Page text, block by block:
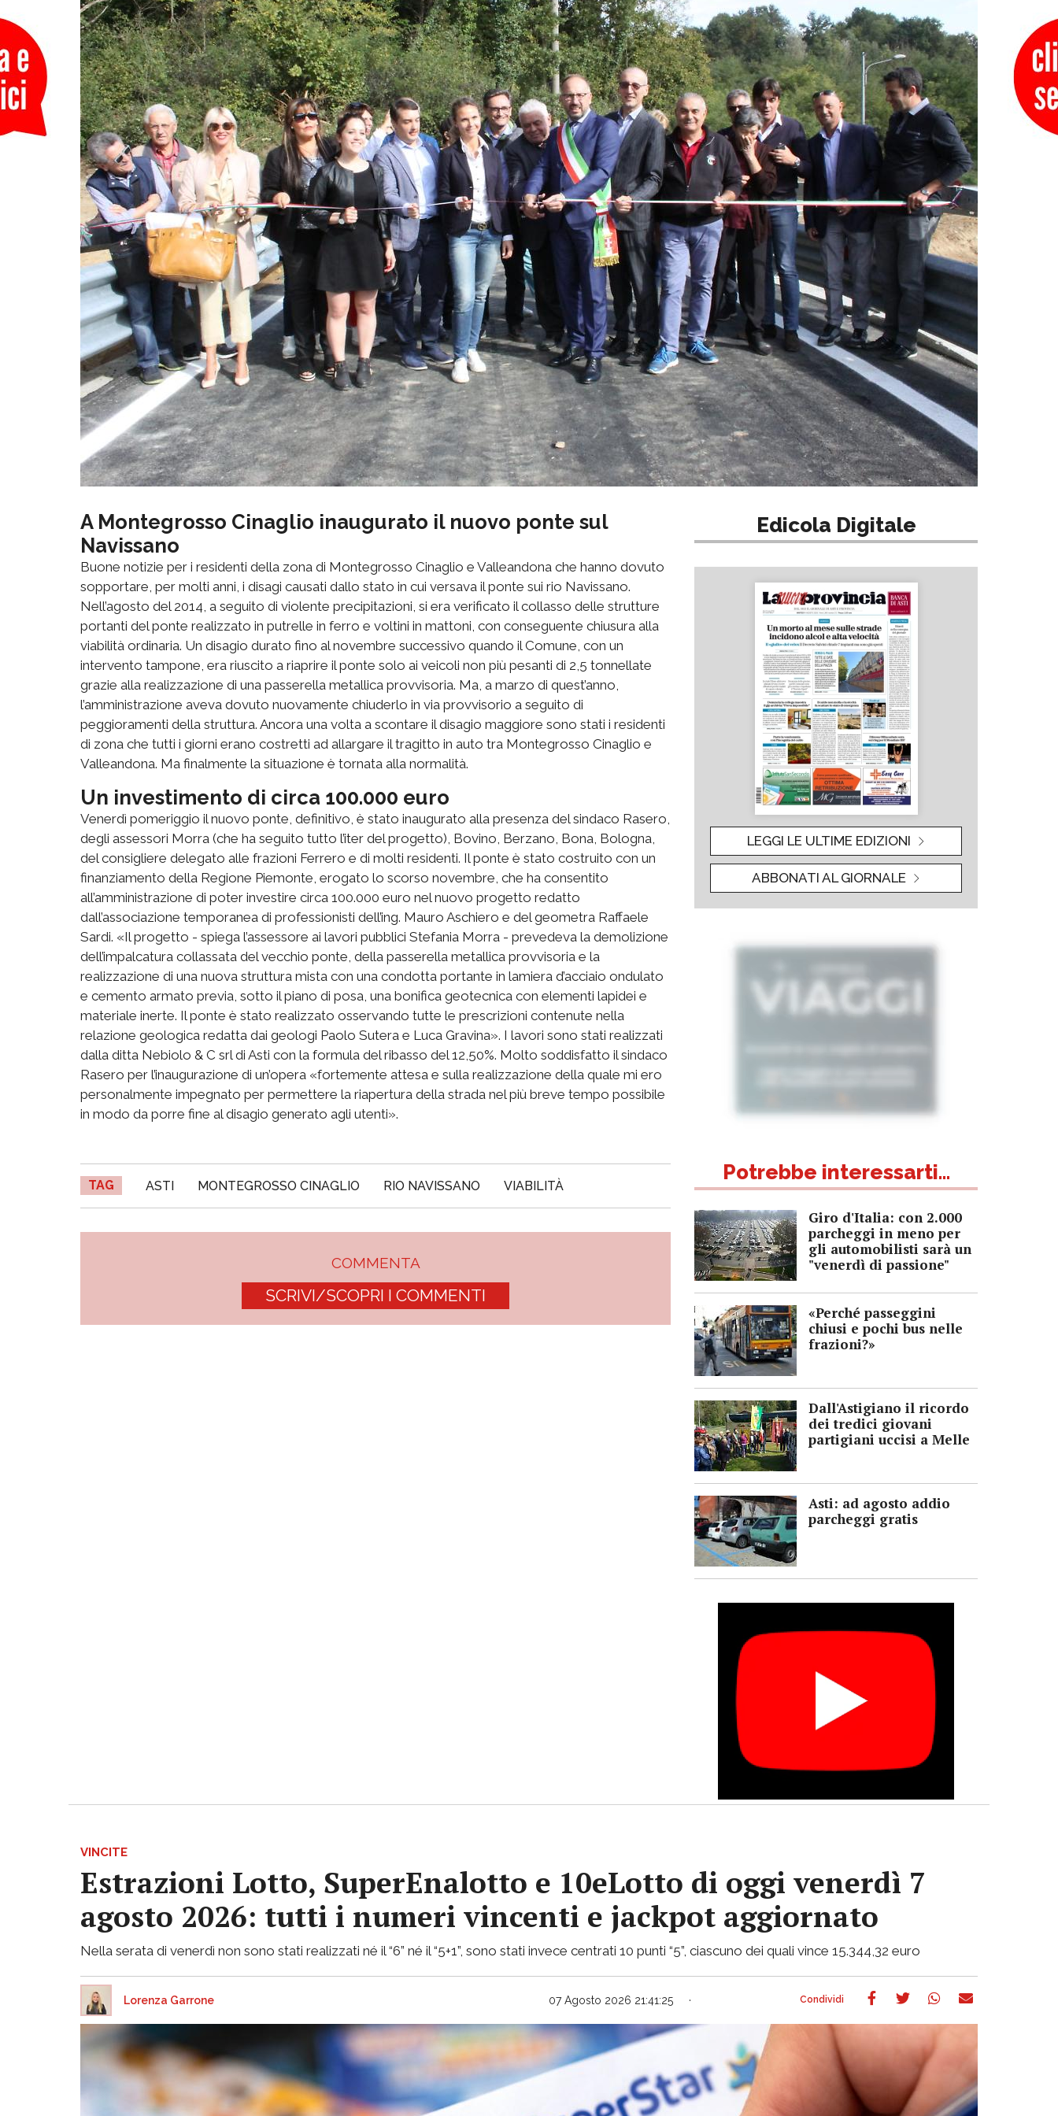
A Montegrosso Cinaglio inaugurato il nuovo ponte sul
Navissano
Buone notizie per i residenti della zona di Montegrosso Cinaglio e Valleandona che hanno dovuto
sopportare, per molti anni, i disagi causati dallo stato in cui versava il ponte sui rio Navissano.
Nell’agosto del 2014, a seguito di violente precipitazioni, si era verificato il collasso delle strutture
portanti del ponte realizzato in putrelle in ferro e voltini in mattoni, con conseguente chiusura alla
viabilità ordinaria. Un disagio durato fino al novembre successivo quando il Comune, con un
intervento tampone, era riuscito a riaprire il ponte solo ai veicoli non più pesanti di 2,5 tonnellate
grazie alla realizzazione di una passerella metallica provvisoria. Ma, a marzo di quest’anno,
l’amministrazione aveva dovuto nuovamente chiuderlo in via provvisorio a seguito di
peggioramenti della struttura. Ancora una volta a scontare il disagio maggiore sono stati i residenti
di zona che tutti i giorni erano costretti ad allargare il tragitto in auto tra Montegrosso Cinaglio e
Valleandona. Ma finalmente la situazione è tornata alla normalità.
Un investimento di circa 100.000 euro
Venerdì pomeriggio il nuovo ponte, definitivo, è stato inaugurato alla presenza del sindaco Rasero,
degli assessori Morra (che ha seguito tutto l’iter del progetto), Bovino, Berzano, Bona, Bologna,
del consigliere delegato alle frazioni Ferrero e di molti residenti. Il ponte è stato costruito con un
finanziamento della Regione Piemonte, erogato lo scorso novembre, che ha consentito
all’amministrazione di poter investire circa 100.000 euro nel nuovo progetto redatto
dall’associazione temporanea di professionisti dell’ing. Mauro Aschiero e del geometra Raffaele
Sardi. «Il progetto - spiega l’assessore ai lavori pubblici Stefania Morra - prevedeva la demolizione
dell’impalcatura collassata del vecchio ponte, della passerella metallica provvisoria e la
realizzazione di una nuova struttura mista con una condotta portante in lamiera d’acciaio ondulato
e cemento armato previa, sotto il piano di posa, una bonifica geotecnica con elementi lapidei e
materiale inerte. Il ponte è stato realizzato osservando tutte le prescrizioni contenute nella
relazione geologica redatta dai geologi Paolo Sutera e Luca Gravina». I lavori sono stati realizzati
dalla ditta Nebiolo & C srl di Asti con la formula del ribasso del 12,50%. Molto soddisfatto il sindaco
Rasero per l’inaugurazione di un’opera «fortemente attesa e sulla realizzazione della quale mi ero
personalmente impegnato per permettere la riapertura della strada nel più breve tempo possibile
in modo da porre fine al disagio generato agli utenti».
TAG ASTI MONTEGROSSO CINAGLIO RIO NAVISSANO VIABILITÀ
COMMENTA
SCRIVI/SCOPRI I COMMENTI
Edicola Digitale
LEGGI LE ULTIME EDIZIONI
ABBONATI AL GIORNALE
Potrebbe interessarti...
Giro d'Italia: con 2.000
parcheggi in meno per
gli automobilisti sarà un
"venerdì di passione"
«Perché passeggini
chiusi e pochi bus nelle
frazioni?»
Dall'Astigiano il ricordo
dei tredici giovani
partigiani uccisi a Melle
Asti: ad agosto addio
parcheggi gratis
VINCITE
Estrazioni Lotto, SuperEnalotto e 10eLotto di oggi venerdì 7
agosto 2026: tutti i numeri vincenti e jackpot aggiornato
Nella serata di venerdì non sono stati realizzati né il “6” né il “5+1”, sono stati invece centrati 10 punti “5”, ciascuno dei quali vince 15.344,32 euro
Lorenza Garrone 07 Agosto 2026 21:41:25